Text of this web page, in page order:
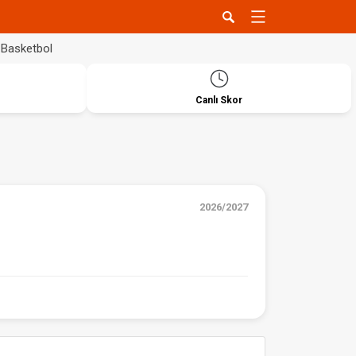
Basketbol
Canlı Skor
2026/2027